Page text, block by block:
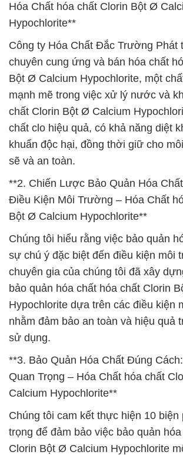
Hóa Chất hóa chất Clorin Bột Ø
Hypochlorite**
Công ty Hóa Chất Đắc Trường Phát
chuyên cung ứng và bán hóa chất
Bột Ø Calcium Hypochlorite, một
mạnh mẽ trong việc xử lý nước và
chất Clorin Bột Ø Calcium
chất clo hiệu quả, có khả năng diệt
khuẩn độc hại, đồng thời giữ cho
sẽ và an toàn.
**2. Chiến Lược Bảo Quản Hóa
Điều Kiện Môi Trường – Hóa Chất
Bột Ø Calcium Hypochlorite**
Chúng tôi hiểu rằng việc bảo quản
sự chú ý đặc biệt đến điều kiện môi
chuyên gia của chúng tôi đã xây
bảo quản hóa chất hóa chất Clorin
Hypochlorite dựa trên các điều kiện
nhằm đảm bảo an toàn và hiệu quả
sử dụng.
**3. Bảo Quản Hóa Chất Đúng
Quan Trọng – Hóa Chất hóa chất
Calcium Hypochlorite**
Chúng tôi cam kết thực hiện 10 biện
trọng để đảm bảo việc bảo quản
Clorin Bột Ø Calcium Hypochlorite